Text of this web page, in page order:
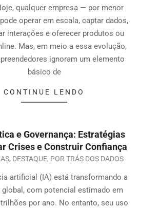
qualquer empresa — por menor
operar em escala, captar dados,
interações e oferecer produtos ou
Mas, em meio a essa evolução,
ignoram um elemento
básico de
CONTINUE LENDO
e Governança: Estratégias
Crises e Construir Confiança
, DESTAQUE, POR TRÁS DOS DADOS
artificial (IA) está transformando a
com potencial estimado em
trilhões por ano. No entanto, seu uso